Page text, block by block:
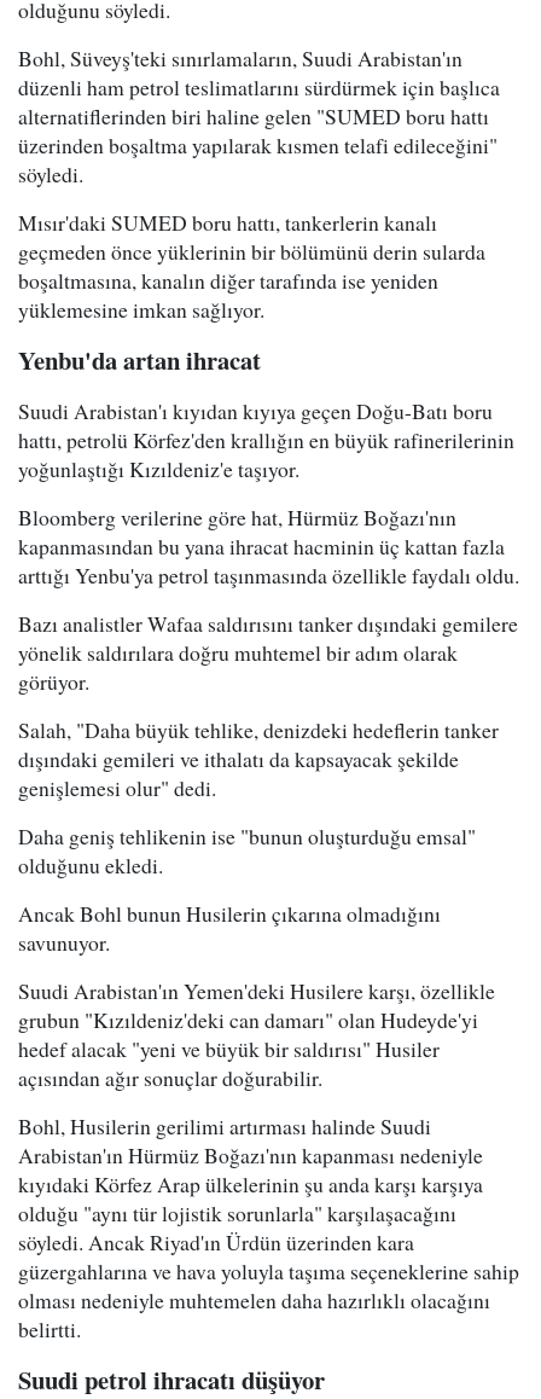
olduğunu söyledi.
Bohl, Süveyş'teki sınırlamaların, Suudi Arabistan'ın
düzenli ham petrol teslimatlarını sürdürmek için başlıca
alternatiflerinden biri haline gelen "SUMED boru hattı
üzerinden boşaltma yapılarak kısmen telafi edileceğini"
söyledi.
Mısır'daki SUMED boru hattı, tankerlerin kanalı
geçmeden önce yüklerinin bir bölümünü derin sularda
boşaltmasına, kanalın diğer tarafında ise yeniden
yüklemesine imkan sağlıyor.
Yenbu'da artan ihracat
Suudi Arabistan'ı kıyıdan kıyıya geçen Doğu-Batı boru
hattı, petrolü Körfez'den krallığın en büyük rafinerilerinin
yoğunlaştığı Kızıldeniz'e taşıyor.
Bloomberg verilerine göre hat, Hürmüz Boğazı'nın
kapanmasından bu yana ihracat hacminin üç kattan fazla
arttığı Yenbu'ya petrol taşınmasında özellikle faydalı oldu.
Bazı analistler Wafaa saldırısını tanker dışındaki gemilere
yönelik saldırılara doğru muhtemel bir adım olarak
görüyor.
Salah, "Daha büyük tehlike, denizdeki hedeflerin tanker
dışındaki gemileri ve ithalatı da kapsayacak şekilde
genişlemesi olur" dedi.
Daha geniş tehlikenin ise "bunun oluşturduğu emsal"
olduğunu ekledi.
Ancak Bohl bunun Husilerin çıkarına olmadığını
savunuyor.
Suudi Arabistan'ın Yemen'deki Husilere karşı, özellikle
grubun "Kızıldeniz'deki can damarı" olan Hudeyde'yi
hedef alacak "yeni ve büyük bir saldırısı" Husiler
açısından ağır sonuçlar doğurabilir.
Bohl, Husilerin gerilimi artırması halinde Suudi
Arabistan'ın Hürmüz Boğazı'nın kapanması nedeniyle
kıyıdaki Körfez Arap ülkelerinin şu anda karşı karşıya
olduğu "aynı tür lojistik sorunlarla" karşılaşacağını
söyledi. Ancak Riyad'ın Ürdün üzerinden kara
güzergahlarına ve hava yoluyla taşıma seçeneklerine sahip
olması nedeniyle muhtemelen daha hazırlıklı olacağını
belirtti.
Suudi petrol ihracatı düşüyor